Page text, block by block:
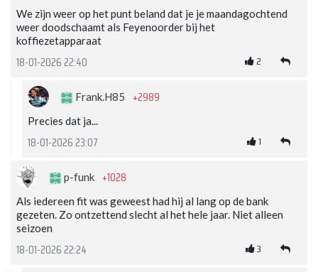
We zijn weer op het punt beland dat je je maandagochtend
weer doodschaamt als Feyenoorder bij het
koffiezetapparaat
18-01-2026 22:40 2
Frank.H85 +2989
Precies dat ja...
18-01-2026 23:07 1
p-funk +1028
Als iedereen fit was geweest had hij al lang op de bank
gezeten. Zo ontzettend slecht al het hele jaar. Niet alleen
seizoen
18-01-2026 22:24 3